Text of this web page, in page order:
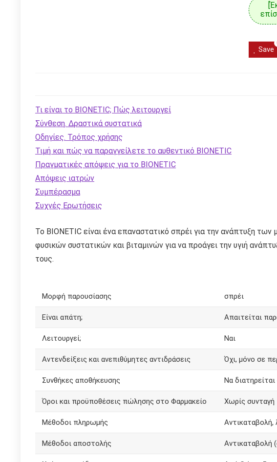
Save
Τι είναι το BIONETIC; Πώς λειτουργεί
Σύνθεση. Δραστικά συστατικά
Οδηγίες. Τρόπος χρήσης
Τιμή και πώς να παραγγείλετε το αυθεντικό BIONETIC
Πραγματικές απόψεις για το BIONETIC
Απόψεις ιατρών
Συμπέρασμα
Συχνές Ερωτήσεις
Το BIONETIC είναι ένα επαναστατικό σπρέι για την ανάπτυξη των
φυσικών συστατικών και βιταμινών για να προάγει την υγιή
τους.
Μορφή παρουσίασης σπρέι
Είναι απάτη; Απαιτείται
Λειτουργεί; Ναι
Αντενδείξεις και ανεπιθύμητες αντιδράσεις Όχι, μόνο σε
Συνθήκες αποθήκευσης Να
Όροι και προϋποθέσεις πώλησης στο Φαρμακείο Χωρίς συνταγή
Μέθοδοι πληρωμής
Μέθοδοι αποστολής Αντικαταβολή